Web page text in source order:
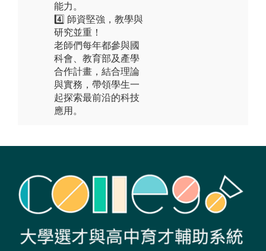
能力。
4️⃣ 師資堅強，教學與
研究並重！
老師們每年都參與國
科會、教育部及產學
合作計畫，結合理論
與實務，帶領學生一
起探索最前沿的科技
應用。